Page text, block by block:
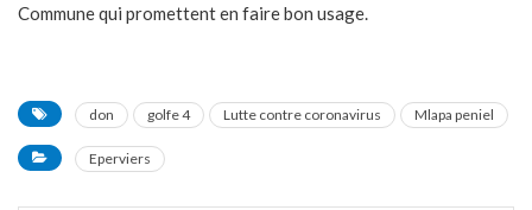
Commune qui promettent en faire bon usage.
don golfe 4 Lutte contre coronavirus Mlapa peniel
Eperviers